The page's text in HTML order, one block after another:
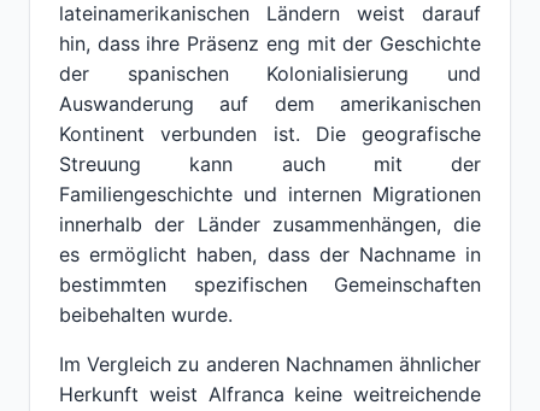
lateinamerikanischen Ländern weist darauf
hin, dass ihre Präsenz eng mit der Geschichte
der spanischen Kolonialisierung und
Auswanderung auf dem amerikanischen
Kontinent verbunden ist. Die geografische
Streuung kann auch mit der
Familiengeschichte und internen Migrationen
innerhalb der Länder zusammenhängen, die
es ermöglicht haben, dass der Nachname in
bestimmten spezifischen Gemeinschaften
beibehalten wurde.
Im Vergleich zu anderen Nachnamen ähnlicher
Herkunft weist Alfranca keine weitreichende